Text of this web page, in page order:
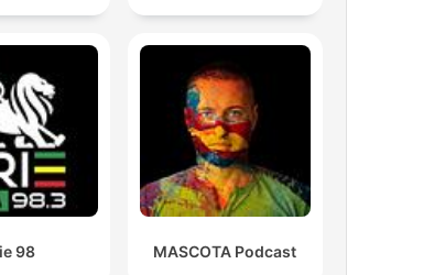
98 MASCOTA Podcast